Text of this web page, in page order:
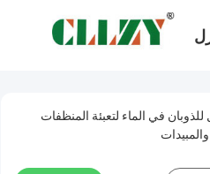
في الماء لتعبئة المنظفات